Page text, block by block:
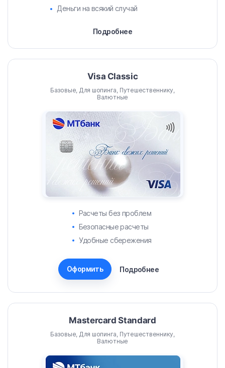
Деньги на всякий случай
Подробнее
Visa Classic
Базовые, Для шопинга, Путешественнику,
Валютные
Расчеты без проблем
Безопасные расчеты
Удобные сбережения
Оформить Подробнее
Mastercard Standard
Базовые, Для шопинга, Путешественнику,
Валютные